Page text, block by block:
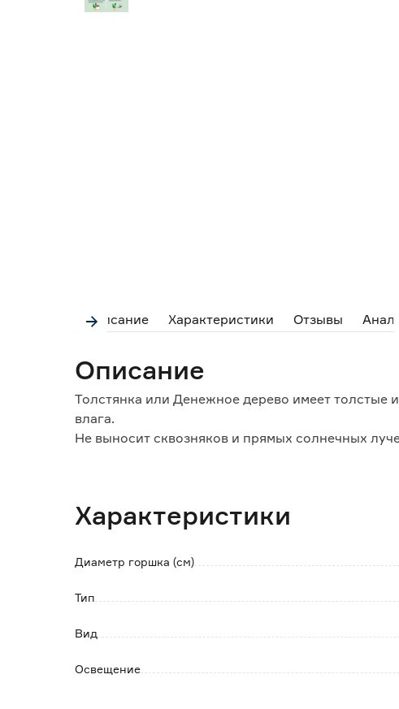
Описание Характеристики Отзывы
Описание
Толстянка или Денежное дерево имеет толстые
влага.
Не выносит сквозняков и прямых солнечных
Подходят удобрениям для кактусов и
Характеристики
Диаметр горшка (см)
Тип
Вид
Освещение